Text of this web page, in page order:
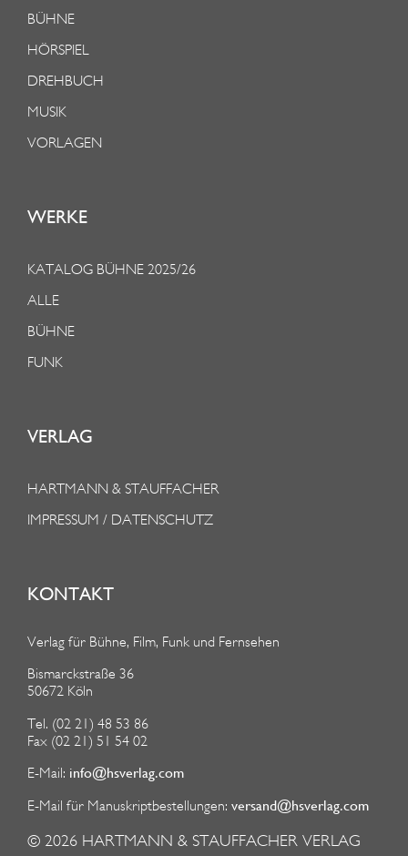
BÜHNE
HÖRSPIEL
DREHBUCH
MUSIK
VORLAGEN
WERKE
KATALOG BÜHNE 2025/26
ALLE
BÜHNE
FUNK
VERLAG
HARTMANN & STAUFFACHER
IMPRESSUM / DATENSCHUTZ
KONTAKT
Verlag für Bühne, Film, Funk und Fernsehen
Bismarckstraße 36
50672 Köln
Tel. (02 21) 48 53 86
Fax (02 21) 51 54 02
E-Mail: info@hsverlag.com
E-Mail für Manuskriptbestellungen: versand@hsverlag.com
© 2026 HARTMANN & STAUFFACHER VERLAG